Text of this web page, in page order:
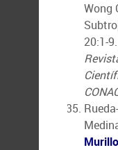
Wong
20:1-